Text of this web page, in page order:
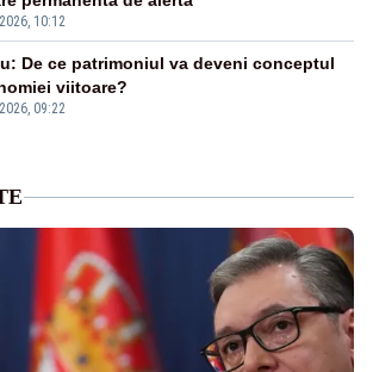
10:12
09:22
De ce patrimoniul va deveni conceptul
viitoare?